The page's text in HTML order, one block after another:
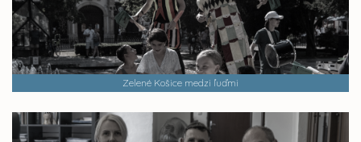
Zelené Košice medzi ľuďmi